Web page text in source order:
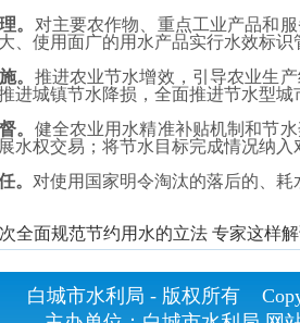
。 对主要农作物、重点工业产品和
、使用面广的用水产品实行水效标
。 推进农业节水增效，引导农业生
进城镇节水降损，全面推进节水型
。 健全农业用水精准补贴机制和节
水权交易；将节水目标完成情况纳
。 对使用国家明令淘汰的落后的、
全面规范节约用水的立法 专家这样
白城市水利局 - 版权所有